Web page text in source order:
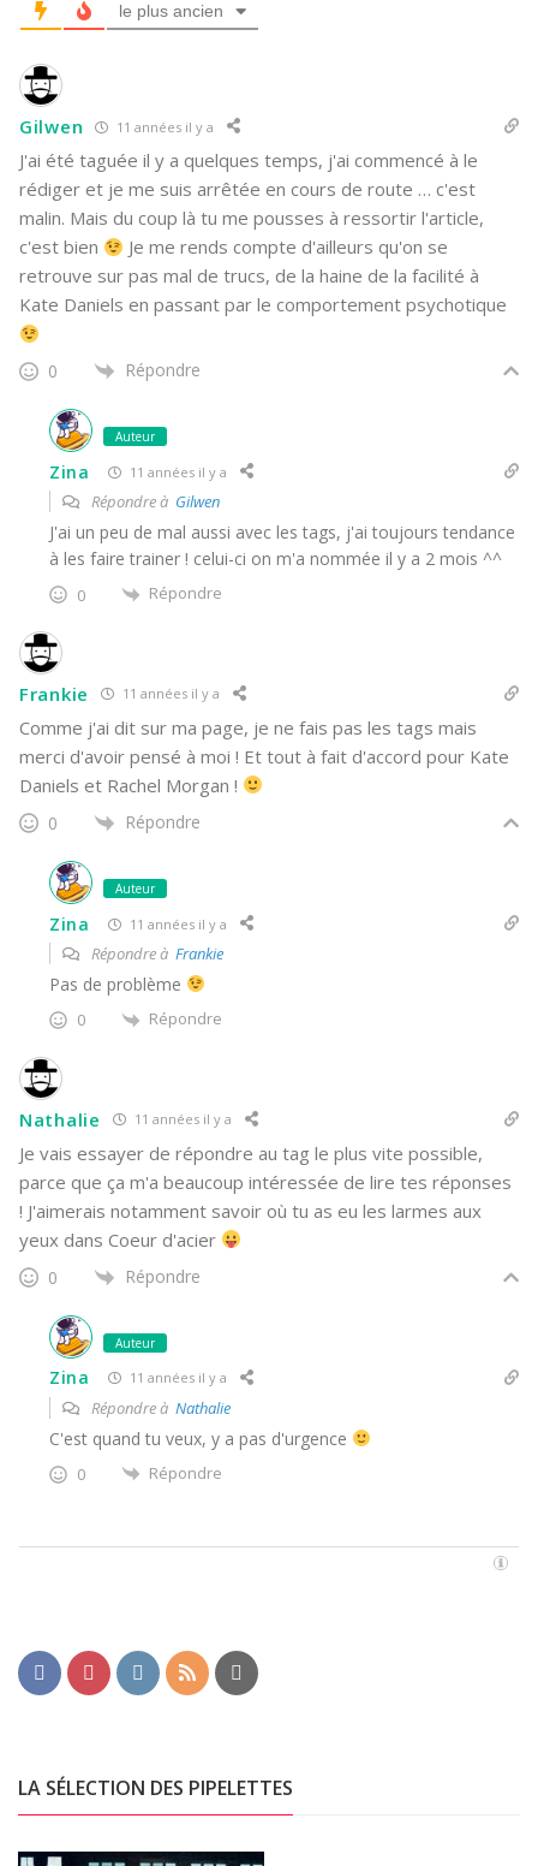
le plus ancien
Gilwen 11 années il y a
J'ai été taguée il y a quelques temps, j'ai commencé à le
rédiger et je me suis arrêtée en cours de route … c'est
malin. Mais du coup là tu me pousses à ressortir l'article,
c'est bien
Je me rends compte d'ailleurs qu'on se
retrouve sur pas mal de trucs, de la haine de la facilité à
Kate Daniels en passant par le comportement psychotique
0 Répondre
Auteur
Zina 11 années il y a
Répondre à Gilwen
J'ai un peu de mal aussi avec les tags, j'ai toujours tendance
à les faire trainer ! celui-ci on m'a nommée il y a 2 mois ^^
0 Répondre
Frankie 11 années il y a
Comme j'ai dit sur ma page, je ne fais pas les tags mais
merci d'avoir pensé à moi ! Et tout à fait d'accord pour Kate
Daniels et Rachel Morgan !
0 Répondre
Auteur
Zina 11 années il y a
Répondre à Frankie
Pas de problème
0 Répondre
Nathalie 11 années il y a
Je vais essayer de répondre au tag le plus vite possible,
parce que ça m'a beaucoup intéressée de lire tes réponses
! J'aimerais notamment savoir où tu as eu les larmes aux
yeux dans Coeur d'acier
0 Répondre
Auteur
Zina 11 années il y a
Répondre à Nathalie
C'est quand tu veux, y a pas d'urgence
0 Répondre
LA SÉLECTION DES PIPELETTES